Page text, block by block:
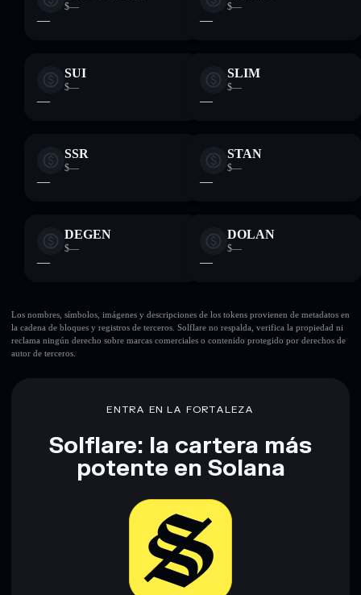
$—
—
$—
—
SUI
$—
—
SLIM
$—
—
SSR
$—
—
STAN
$—
—
DEGEN
$—
—
DOLAN
$—
—
Los nombres, símbolos, imágenes y descripciones de los tokens provienen de metadatos en
la cadena de bloques y registros de terceros. Solflare no respalda, verifica la propiedad ni
reclama ningún derecho sobre marcas comerciales o contenido protegido por derechos de
autor de terceros.
ENTRA EN LA FORTALEZA
Solflare: la cartera más
potente en Solana
Descargar ahora